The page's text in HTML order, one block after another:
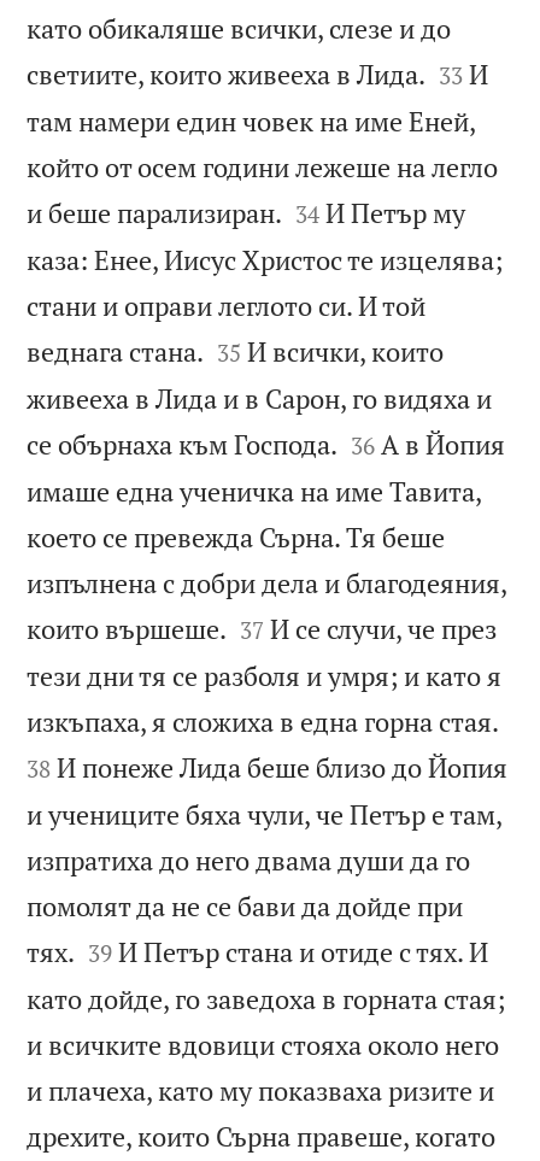
като обикаляше всички, слезе и до
светиите, които живееха в Лида. 

33 И
там намери един човек на име Еней,
който от осем години лежеше на легло
и беше парализиран. 

34 И Петър му
каза: Енее, Иисус Христос те изцелява;
стани и оправи леглото си. И той
веднага стана. 

35 И всички, които
живееха в Лида и в Сарон, го видяха и
се обърнаха към Господа. 

36 А в Йопия
имаше една ученичка на име Тавита,
което се превежда Сърна. Тя беше
изпълнена с добри дела и благодеяния,
които вършеше. 

37 И се случи, че през
тези дни тя се разболя и умря; и като я
изкъпаха, я сложиха в една горна стая.
38 И понеже Лида беше близо до Йопия
и учениците бяха чули, че Петър е там,
изпратиха до него двама души да го
помолят да не се бави да дойде при
тях. 

39 И Петър стана и отиде с тях. И
като дойде, го заведоха в горната стая;
и всичките вдовици стояха около него
и плачеха, като му показваха ризите и
дрехите, които Сърна правеше, когато